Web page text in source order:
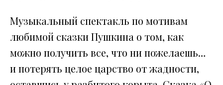
Музыкальный спектакль по мотивам
любимой сказки Пушкина о том, как
можно получить все, что ни пожелаешь…
и потерять целое царство от жадности,